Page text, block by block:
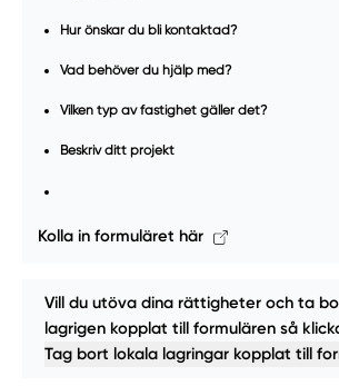
Hur önskar du bli kontaktad?
Vad behöver du hjälp med?
Vilken typ av fastighet gäller det?
Beskriv ditt projekt
Kolla in formuläret här
Vill du utöva dina rättigheter och ta
lagrigen kopplat till formulären så
Tag bort lokala lagringar kopplat till